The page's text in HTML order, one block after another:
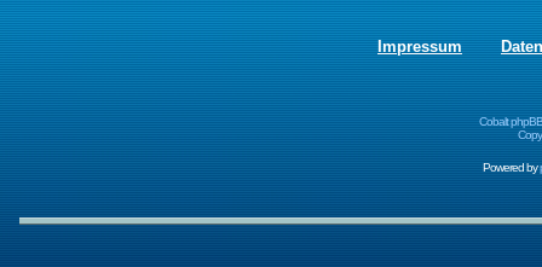
Impressum
Cobalt
Powered by